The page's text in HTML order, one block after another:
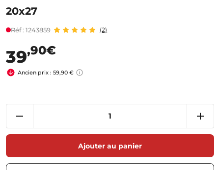
20x27
Réf : 1243859 (2)
39,90€
Ancien prix : 59,90 €
Ajouter au panier